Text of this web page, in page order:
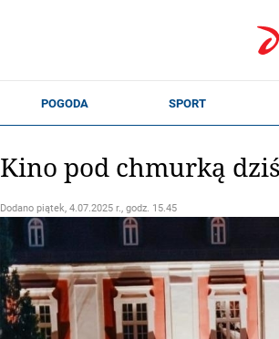
Kino pod chmurką
Dodano piątek, 4.07.2025 r., godz. 15.45